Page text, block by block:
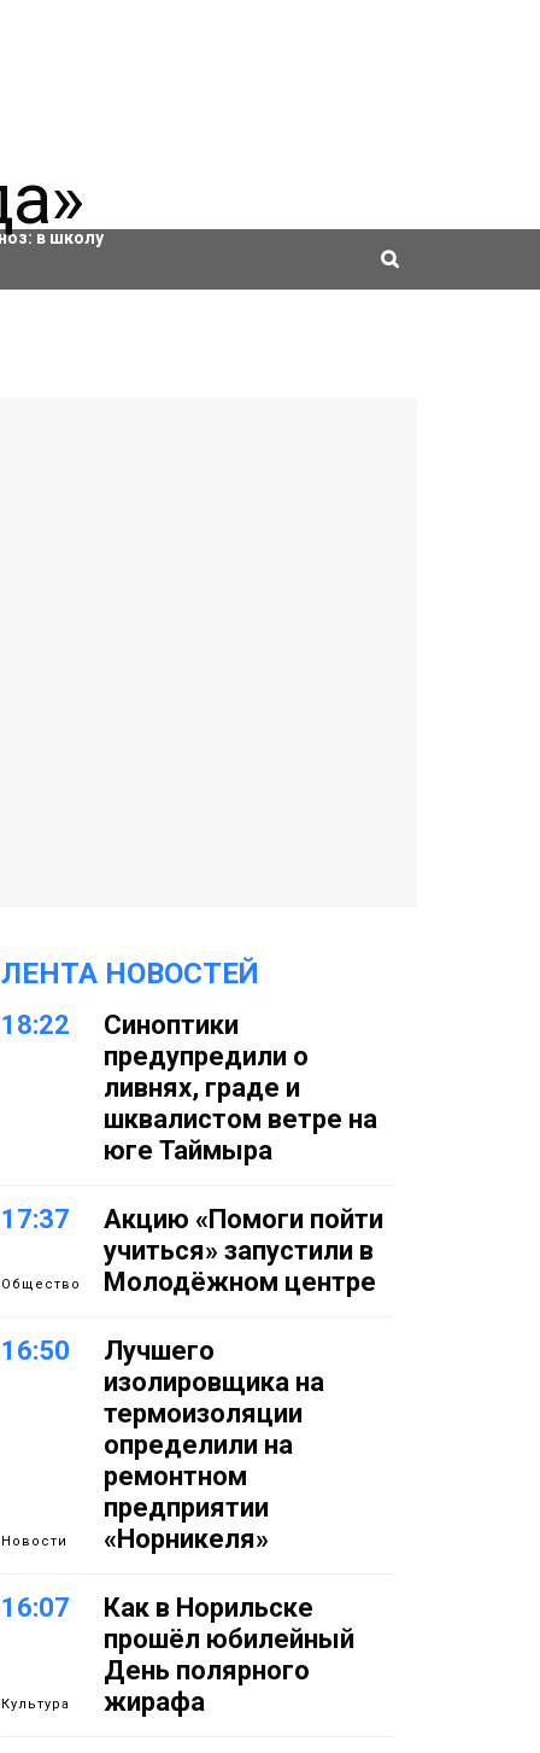
в школу
ЛЕНТА НОВОСТЕЙ
18:22
Синоптики
предупредили о
ливнях, граде и
шквалистом ветре на
юге Таймыра
17:37
Общество
Акцию «Помоги пойти
учиться» запустили в
Молодёжном центре
16:50
Новости
Лучшего
изолировщика на
термоизоляции
определили на
ремонтном
предприятии
«Норникеля»
16:07
Культура
Как в Норильске
прошёл юбилейный
День полярного
жирафа